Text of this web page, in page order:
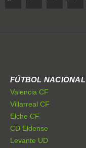
FÚTBOL NACIONAL
Valencia CF
Villarreal CF
Elche CF
CD Eldense
Levante UD